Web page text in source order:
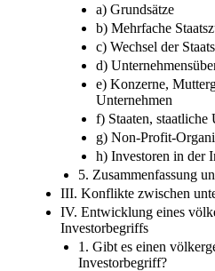
a) Grundsätze
b) Mehrfache
c) Wechsel der
d)
e) Konzerne,
Unternehmen
f) Staaten, staatliche
g) Non-Profit-
h) Investoren in der
5. Zusammenfassung
III. Konflikte zwischen
IV. Entwicklung eines
Investorbegriffs
1. Gibt es einen
Investorbegriff?